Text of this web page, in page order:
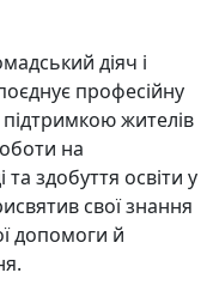
діяч і
професійну
жителів
на
та здобуття освіти у
свої знання
допомоги й